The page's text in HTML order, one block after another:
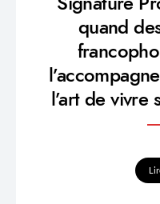
quand
l’art de vivre